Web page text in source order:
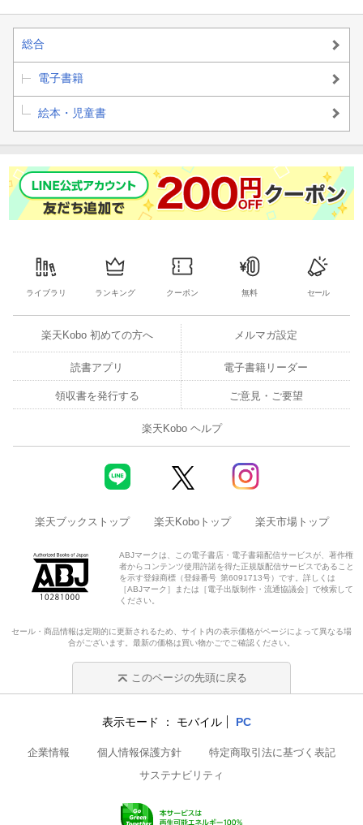
総合
電子書籍
絵本・児童書
ライブラリ ランキング クーポン 無料 セール
楽天Kobo 初めての方へ メルマガ設定
読書アプリ 電子書籍リーダー
領収書を発行する ご意見・ご要望
楽天Kobo ヘルプ
楽天ブックストップ 楽天Koboトップ 楽天市場トップ
ABJマークは、この電子書店・電子書籍配信サービスが、著作権
者からコンテンツ使用許諾を得た正規版配信サービスであること
を示す登録商標（登録番号 第6091713号）です。詳しくは
［ABJマーク］または［電子出版制作・流通協議会］で検索して
ください。
セール・商品情報は定期的に更新されるため、サイト内の表示価格がページによって異なる場
合がございます。最新の価格は買い物かごでご確認ください。
このページの先頭に戻る
表示モード モバイル PC
企業情報 個人情報保護方針
特定商取引法に基づく表記
サステナビリティ